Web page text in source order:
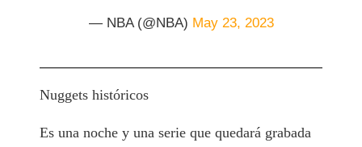
— NBA (@NBA) May 23, 2023
Nuggets históricos
Es una noche y una serie que quedará grabada